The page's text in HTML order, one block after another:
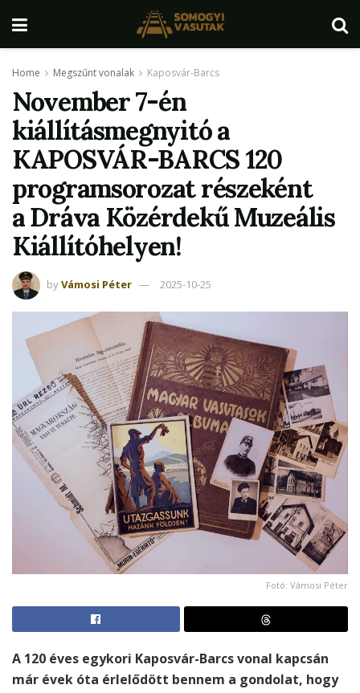
Home Megszűnt vonalak Kaposvár-Barcs
November 7-én
kiállításmegnyitó a
KAPOSVÁR-BARCS 120
programsorozat részeként
a Dráva Közérdekű Muzeális
Kiállítóhelyen!
byVámosi Péter 2025-10-25
Fotó: Vámosi Péter
A 120 éves egykori Kaposvár-Barcs vonal kapcsán
már évek óta érlelődött bennem a gondolat, hogy